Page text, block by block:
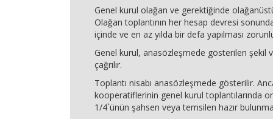
Genel kurul olağan ve gerektiğinde
Olağan toplantının her hesap devresi
içinde ve en az yılda bir defa yapılması
Genel kurul, anasözleşmede gösterilen şekil
çağrılır.
Toplantı nisabı anasözleşmede gösterilir.
kooperatiflerinin genel kurul toplantılarında
1/4`ünün şahsen veya temsilen hazır